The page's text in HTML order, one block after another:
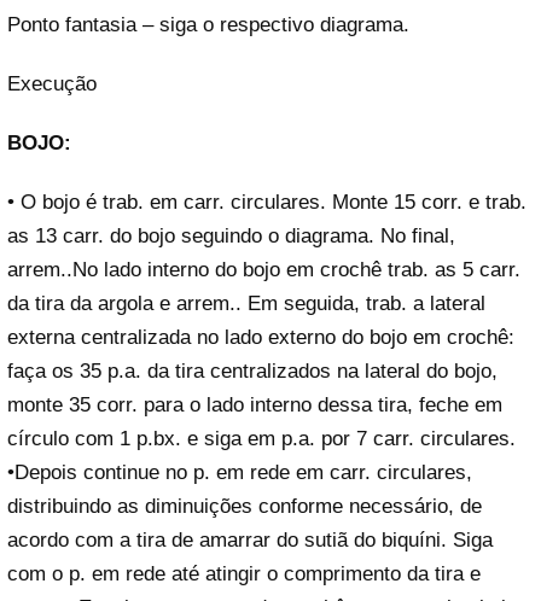
Ponto fantasia – siga o respectivo diagrama.
Execução
BOJO:
• O bojo é trab. em carr. circulares. Monte 15 corr. e trab.
as 13 carr. do bojo seguindo o diagrama. No final,
arrem..No lado interno do bojo em crochê trab. as 5 carr.
da tira da argola e arrem.. Em seguida, trab. a lateral
externa centralizada no lado externo do bojo em crochê:
faça os 35 p.a. da tira centralizados na lateral do bojo,
monte 35 corr. para o lado interno dessa tira, feche em
círculo com 1 p.bx. e siga em p.a. por 7 carr. circulares.
•Depois continue no p. em rede em carr. circulares,
distribuindo as diminuições conforme necessário, de
acordo com a tira de amarrar do sutiã do biquíni. Siga
com o p. em rede até atingir o comprimento da tira e